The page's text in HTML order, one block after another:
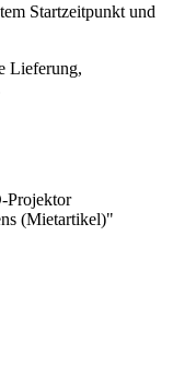
Startzeitpunkt und
Lieferung,
Projektor
(Mietartikel)"